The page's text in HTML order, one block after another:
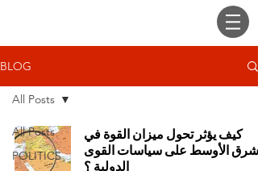
BLOG
All Posts
POLITICS
All Posts
كيف يؤثر تحول ميزان القوة في
الأوسط على سياسات القوى
الدولية ؟